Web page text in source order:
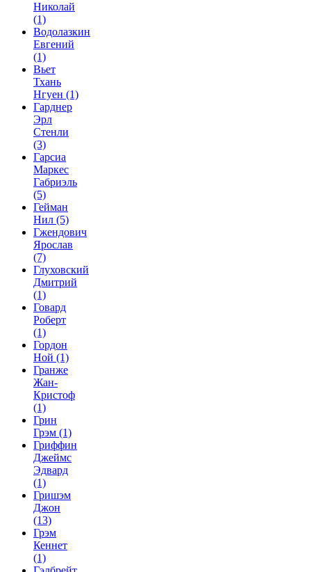
Николай
(1)
Водолазкин
Евгений
(1)
Вьет
Тхань
Нгуен (1)
Гарднер
Эрл
Стенли
(3)
Гарсиа
Маркес
Габриэль
(5)
Гейман
Нил (5)
Гжендович
Ярослав
(7)
Глуховский
Дмитрий
(1)
Говард
Роберт
(1)
Гордон
Ной (1)
Гранже
Жан-
Кристоф
(1)
Грин
Грэм (1)
Гриффин
Джеймс
Эдвард
(1)
Гришэм
Джон
(13)
Грэм
Кеннет
(1)